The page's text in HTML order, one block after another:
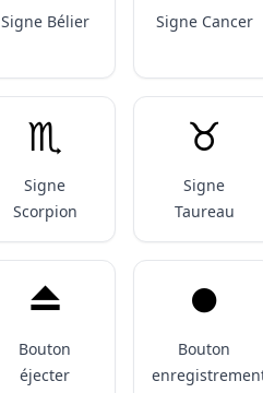
Signe Bélier Signe Cancer
♏️
Signe
Scorpion
♉️
Signe
Taureau
⏏️
Bouton
éjecter
⏺️
Bouton